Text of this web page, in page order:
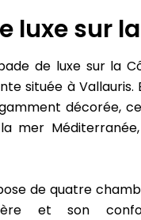
luxe sur
de luxe sur la
située à
décorée,
mer
de quatre
et son